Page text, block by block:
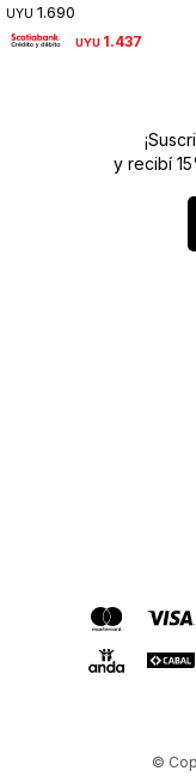
UYU 1.690
UYU 1.437
y recibí
©